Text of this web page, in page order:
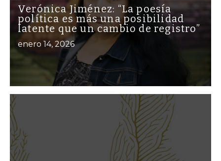
Verónica Jiménez: “La poesía
política es más una posibilidad
latente que un cambio de registro”
enero 14, 2026